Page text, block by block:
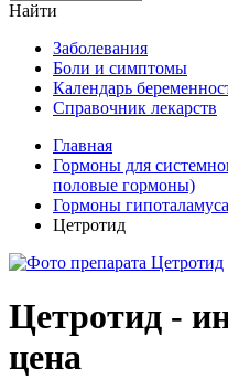
Найти
Заболевания
Боли и симптомы
Календарь
Справочник лекарств
Главная
Гормоны для
половые гормоны)
Гормоны
Цетротид
Цетротид -
цена